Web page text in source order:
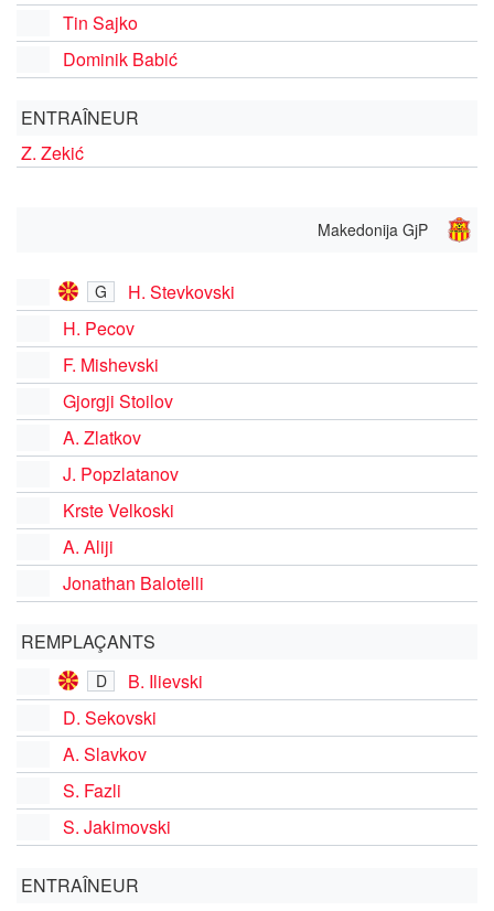
Tin Sajko
Dominik Babić
ENTRAÎNEUR
Z. Zekić
Makedonija GjP
G
H. Stevkovski
H. Pecov
F. Mishevski
Gjorgji Stoilov
A. Zlatkov
J. Popzlatanov
Krste Velkoski
A. Aliji
Jonathan Balotelli
REMPLAÇANTS
D
B. Ilievski
D. Sekovski
A. Slavkov
S. Fazli
S. Jakimovski
ENTRAÎNEUR